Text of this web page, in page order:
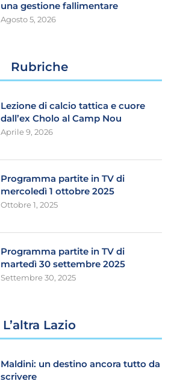
una gestione fallimentare
Agosto 5, 2026
Rubriche
Lezione di calcio tattica e cuore
dall’ex Cholo al Camp Nou
Aprile 9, 2026
Programma partite in TV di
mercoledì 1 ottobre 2025
Ottobre 1, 2025
Programma partite in TV di
martedì 30 settembre 2025
Settembre 30, 2025
L’altra Lazio
Maldini: un destino ancora tutto da
scrivere